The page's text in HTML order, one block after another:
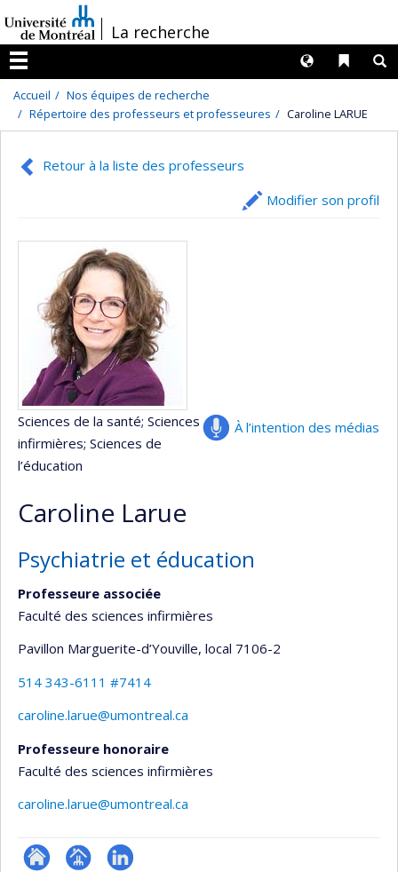
au
contenu
/La recherche
Menu
Liens
Langues
Accueil
Nos équipes de recherche
Répertoire des professeurs et professeures
Caroline LARUE
Retour à la liste des professeurs
Modifier son profil
À l’intention des médias
Sciences de la santé; Sciences
infirmières; Sciences de
l’éducation
Caroline Larue
Psychiatrie et éducation
Professeure associée
Faculté des sciences infirmières
Pavillon Marguerite-d’Youville, local 7106-2
514 343-6111 #7414
caroline.larue@umontreal.ca
Professeure honoraire
Faculté des sciences infirmières
caroline.larue@umontreal.ca